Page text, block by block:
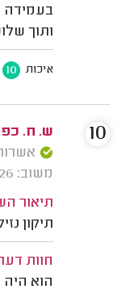
בעמידה
ותוך
איכות 10
ש. ח.
אשרור: 06/07/
משוב: 19/04/2026
תיאור
תיקון
חוות
הוא היה
10